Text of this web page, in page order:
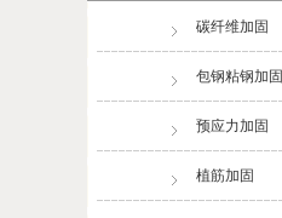
碳纤维加固
包钢粘钢加固
预应力加固
植筋加固